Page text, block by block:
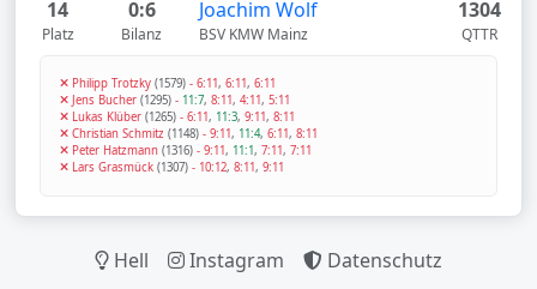
14
Platz
0:6
Bilanz
Joachim Wolf
BSV KMW Mainz
1304
QTTR
Philipp Trotzky (1579) - 6:11, 6:11, 6:11
Jens Bucher (1295) - 11:7, 8:11, 4:11, 5:11
Lukas Klüber (1265) - 6:11, 11:3, 9:11, 8:11
Christian Schmitz (1148) - 9:11, 11:4, 6:11, 8:11
Peter Hatzmann (1316) - 9:11, 11:1, 7:11, 7:11
Lars Grasmück (1307) - 10:12, 8:11, 9:11
Hell Instagram Datenschutz